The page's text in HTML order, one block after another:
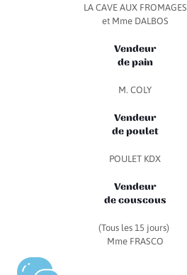
LA CAVE AUX FROMAGES
et Mme DALBOS
Vendeur
de pain
M. COLY
Vendeur
de poulet
POULET KDX
Vendeur
de couscous
(Tous les 15 jours)
Mme FRASCO